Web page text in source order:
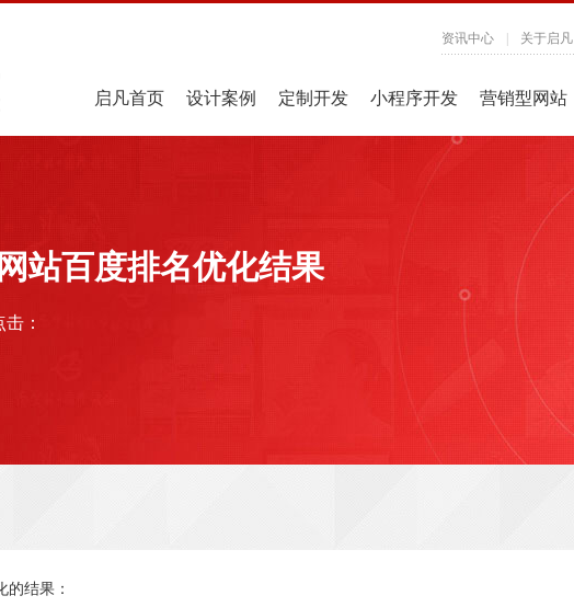
资讯中心 关于启凡
启凡首页 设计案例 定制开发 小程序开发 营销型网站
站百度排名优化结果
：
的结果 ：